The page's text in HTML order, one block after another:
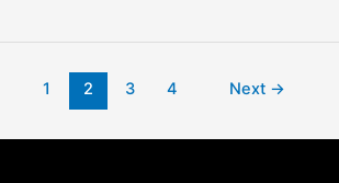
1 2 3 4 Next →